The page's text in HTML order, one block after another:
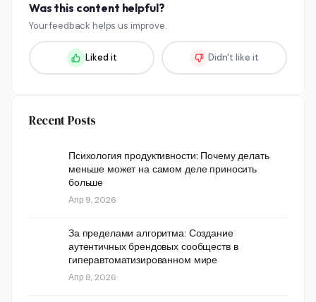
Was this content helpful?
Your feedback helps us improve.
Liked it Didn't like it
Recent Posts
Психология продуктивности: Почему делать
меньше может на самом деле приносить
больше
Апр 9, 2026
За пределами алгоритма: Создание
аутентичных брендовых сообществ в
гиперавтоматизированном мире
Апр 8, 2026